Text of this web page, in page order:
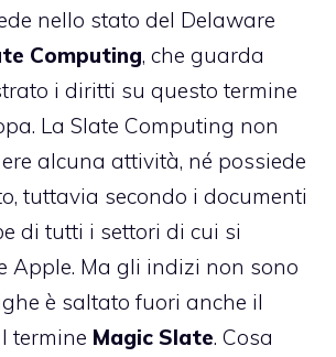
nello stato del Delaware
Computing, che guarda
i diritti su questo termine
La Slate Computing non
alcuna attività, né possiede
tuttavia secondo i documenti
di tutti i settori di cui si
Apple. Ma gli indizi non sono
è saltato fuori anche il
termine Magic Slate. Cosa